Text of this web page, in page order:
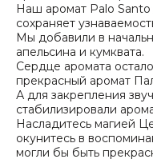
Наш аромат Palo Santo
сохраняет
Мы добавили в
апельсина и кумквата.
Сердце аромата
прекрасный аромат
А для закрепления
стабилизировали
Насладитесь магией
окунитесь в
могли бы быть